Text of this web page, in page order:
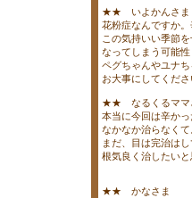
★★ いよかんさま
花粉症なんですか
この気持いい季節
なってしまう可能
ペグちゃんやユナ
お大事にしてくだ
★★ なるくるママ
本当に今回は辛か
なかなか治らなく
まだ、目は完治は
根気良く治したい
★★ かなさま